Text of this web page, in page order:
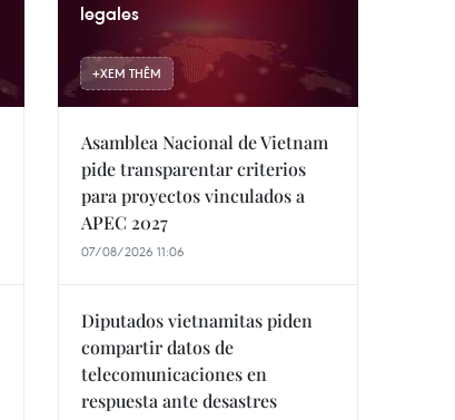
legales
+XEM THÊM
Asamblea Nacional de Vietnam
pide transparentar criterios
para proyectos vinculados a
APEC 2027
07/08/2026 11:06
Diputados vietnamitas piden
compartir datos de
telecomunicaciones en
respuesta ante desastres